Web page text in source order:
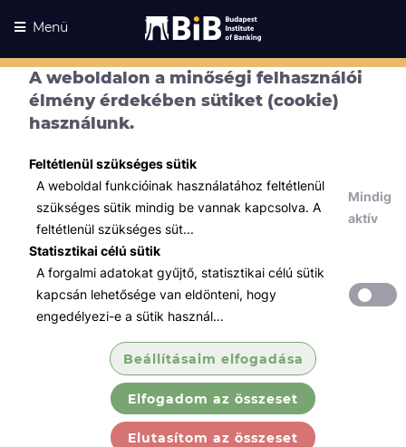
A weboldalon a minőségi felhasználói
élmény érdekében sütiket (cookie)
használunk.
Feltétlenül szükséges sütik
A weboldal funkcióinak használatához feltétlenül
szükséges sütik mindig be vannak kapcsolva. A
feltétlenül szükséges süt...
Mindig
aktív
Statisztikai célú sütik
A forgalmi adatokat gyűjtő, statisztikai célú sütik
kapcsán lehetősége van eldönteni, hogy
engedélyezi-e a sütik használ...
Beállításaim elfogadása
Elfogadom az összeset
Elutasítom az összeset
Menü
Kurzusaink Kurzusaink
Minden témában
Összes
Hatósági képzések
VIZSGA - TANTERMI - Függő
biztosításközvet...
Kizárólag akkor jelentkezzen, ha van fizetési
kötelezettsége!
vizsga időpontra való jelentkezés érvényes!
KURZUS IDŐPONTJA
2026. 09. 01.
28 500 Ft